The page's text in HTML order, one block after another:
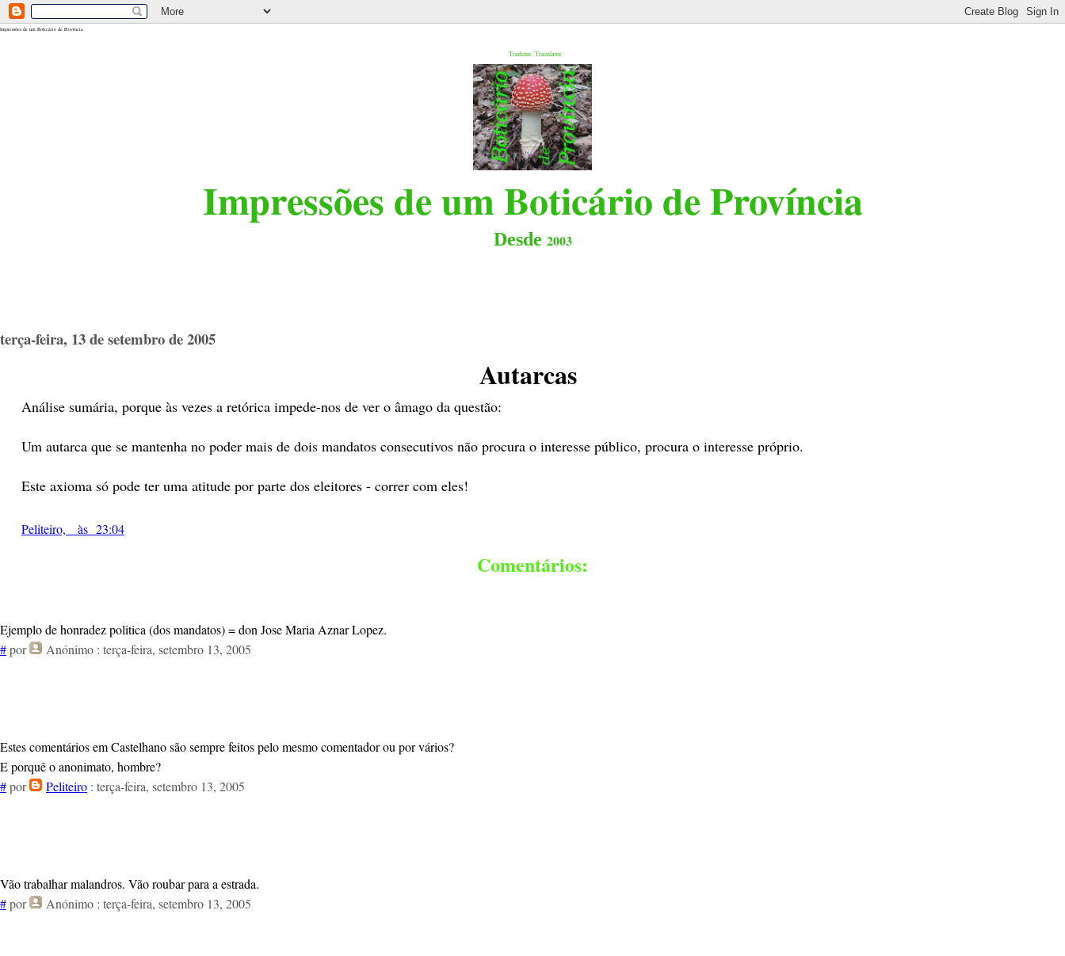
<$BlogRSDUrl$>
Impressões de um Boticário de Província
Tradutor Translator
Impressões de um Boticário de Província
Desde 2003
terça-feira, 13 de setembro de 2005
Autarcas
Análise sumária, porque às vezes a retórica impede-nos de ver o âmago da questão:
Um autarca que se mantenha no poder mais de dois mandatos consecutivos não procura o interesse público, procura o interesse próprio.
Este axioma só pode ter uma atitude por parte dos eleitores - correr com eles!
Peliteiro, às 23:04
Comentários:
Ejemplo de honradez politica (dos mandatos) = don Jose Maria Aznar Lopez.
#por Anónimo : terça-feira, setembro 13, 2005
Estes comentários em Castelhano são sempre feitos pelo mesmo comentador ou por vários?
E porquê o anonimato, hombre?
#por Peliteiro : terça-feira, setembro 13, 2005
Vão trabalhar malandros. Vão roubar para a estrada.
#por Anónimo : terça-feira, setembro 13, 2005